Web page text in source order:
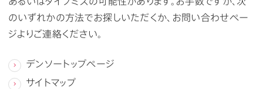
のいずれかの方法でお探しいただくか、お問い合わせペー
ジよりご連絡ください。
デンソートップページ
サイトマップ